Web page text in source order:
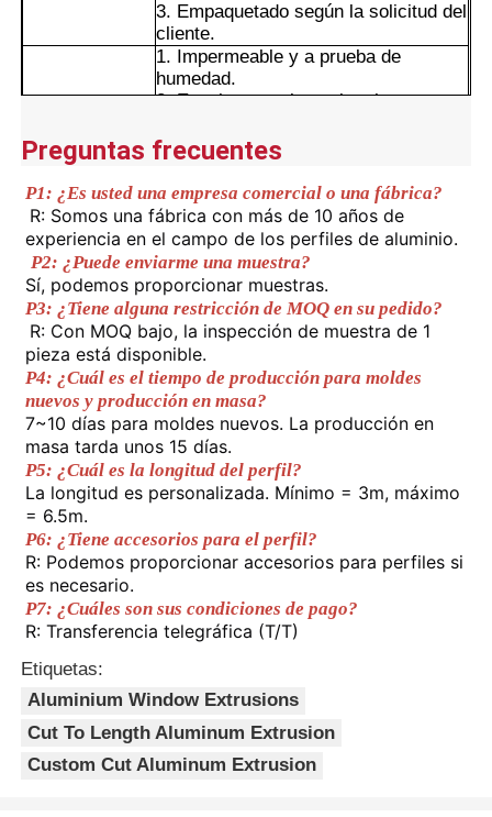
Visita a la fábrica
Contáctenos
Noticias
Solicitar una cotización
Perfiles de aluminio de extrusión
Perfiles de cocina de aluminio
Perfiles de la ventana de aluminio
Perfiles de Puertas de Aluminio
Extrusión industrial de aluminio
Accesorios de perfiles de aluminio
3. Empaquetado según la solicitud del
cliente.
Ventajas
1. Impermeable y a prueba de
humedad.
2. Excelente resistencia a la
3. Superficie lisa con retención de
color duradera.
4. Corte preciso, nivelación y
tratamiento cuidadoso de los detalles
de las esquinas.
Preguntas frecuentes
P1: ¿Es usted una empresa comercial o una fábrica?
R: Somos una fábrica con más de 10 años de
experiencia en el campo de los perfiles de aluminio.
P2: ¿Puede enviarme una muestra?
Sí, podemos proporcionar muestras.
P3: ¿Tiene alguna restricción de MOQ en su pedido?
R: Con MOQ bajo, la inspección de muestra de 1
pieza está disponible.
P4: ¿Cuál es el tiempo de producción para moldes
nuevos y producción en masa?
7~10 días para moldes nuevos. La producción en
masa tarda unos 15 días.
P5: ¿Cuál es la longitud del perfil?
La longitud es personalizada. Mínimo = 3m, máximo
= 6.5m.
P6: ¿Tiene accesorios para el perfil?
R: Podemos proporcionar accesorios para perfiles si
es necesario.
P7: ¿Cuáles son sus condiciones de pago?
R: Transferencia telegráfica (T/T)
Etiquetas:
Aluminium Window Extrusions
Cut To Length Aluminum Extrusion
Custom Cut Aluminum Extrusion